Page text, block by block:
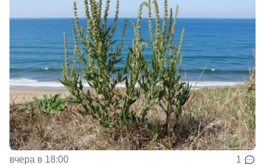
вчера в 18:00 1